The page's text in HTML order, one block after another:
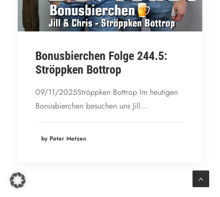
Bonusbierchen Folge 244.5:
Ströppken Bottrop
09/11/2025Ströppken Bottrop Im heutigen
Bonusbierchen besuchen uns Jill…
by Peter Metzen